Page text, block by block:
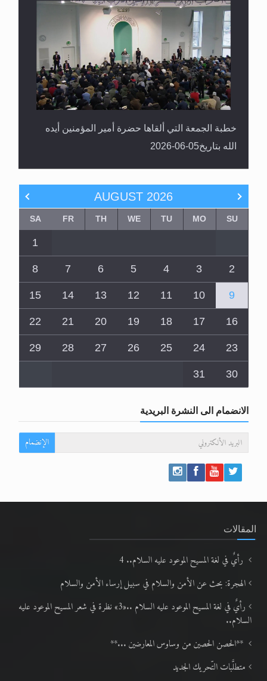
خطبة الجمعة التي ألقاها حضرة أمير المؤمنين أيده
الله بتاريخ05-06-2026
AUGUST 2026
SU
MO
TU
WE
TH
FR
SA
1
2
3
4
5
6
7
8
9
10
11
12
13
14
15
16
17
18
19
20
21
22
23
24
25
26
27
28
29
30
31
الانضمام الى النشرة البريدية
الإنضمام
المقالات
رأيٌ في لغة المسيح الموعود عليه السلام.. 4
الهجرة: بحث عن الأمن والسلام في سبيل إرساء الأمن والسلام
رأيٌ في لغة المسيح الموعود عليه السلام ..«3» نظرة في شعر المسيح الموعود عليه
السلام..
**الحصن الحصين من وساوس المعارضين ...**
متطلَّبات التّحريك الجديد